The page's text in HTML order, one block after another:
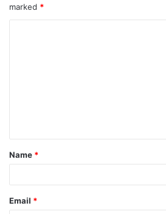
marked *
t
*
Name *
Email *